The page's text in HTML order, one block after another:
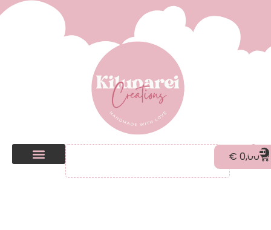
€ 0,00 0